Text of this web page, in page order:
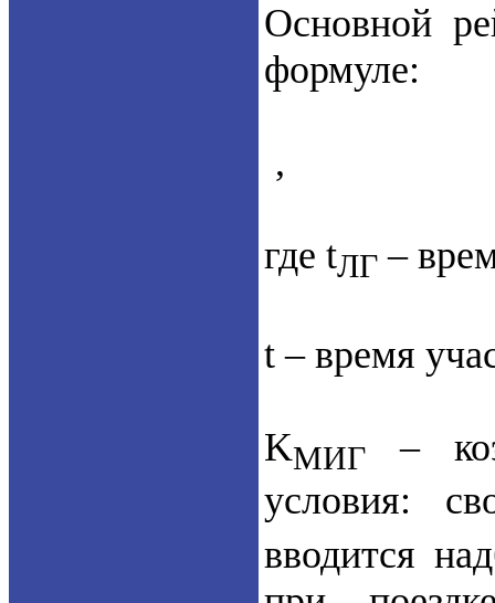
Основной
формуле:
,
где tЛГ –
t – время
KМИГ
–
условия:
вводится